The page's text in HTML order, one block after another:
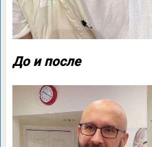
До и после